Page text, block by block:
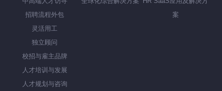
招聘流程外包
灵活用工
独立顾问
校招与雇主品牌
人才培训与发展
人才规划与咨询
案